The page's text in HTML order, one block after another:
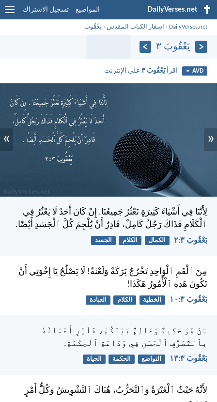
DailyVerses.net المواضيع تسجيل الاشتراك
DailyVerses.net
› اسفار الكتاب المقدس ›يَعْقُوبَ
يَعْقُوبَ ٣
AVD اقرأيَعْقُوبَ ٣ على الإنترنت
«
»
لِأَنَّنَا فِي أَشْيَاءَ كَثِيرَةٍ نَعْثُرُ جَمِيعُنَا. إِنْ كَانَ أَحَدٌ لَا يَعْثُرُ فِي
ٱلْكَلَامِ فَذَاكَ رَجُلٌ كَامِلٌ، قَادِرٌ أَنْ يُلْجِمَ كُلَّ ٱلْجَسَدِ أَيْضًا.
يَعْقُوبَ ٣:‏٢ الكمال الكلام الجسد
مِنَ ٱلْفَمِ ٱلْوَاحِدِ تَخْرُجُ بَرَكَةٌ وَلَعْنَةٌ! لَا يَصْلُحُ يَا إِخْوَتِي أَنْ
تَكُونَ هَذِهِ ٱلْأُمُورُ هَكَذَا!
يَعْقُوبَ ٣:‏١٠ الخطية الكلام العبادة
مَنْ هُوَ حَكِيمٌ وَعَالِمٌ بَيْنَكُمْ، فَلْيُرِ أَعْمَالَهُ
بِٱلتَّصَرُّفِ ٱلْحَسَنِ فِي وَدَاعَةِ ٱلْحِكْمَةِ.
يَعْقُوبَ ٣:‏١٣ التواضع الحكمة الحياة
لِأَنَّهُ حَيْثُ ٱلْغَيْرَةُ وَٱلتَّحَزُّبُ، هُنَاكَ ٱلتَّشْوِيشُ وَكُلُّ أَمْرٍ